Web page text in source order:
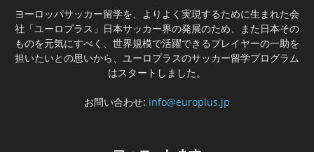
ヨーロッパサッカー留学を、よりよく実現するために生まれた会
社「ユーロプラス」日本サッカー界の発展のため、また日本その
ものを元気にすべく、世界規模で活躍できるプレイヤーの一助を
担いたいとの思いから、ユーロプラスのサッカー留学プログラム
はスタートしました。
お問い合わせ: info@europlus.jp